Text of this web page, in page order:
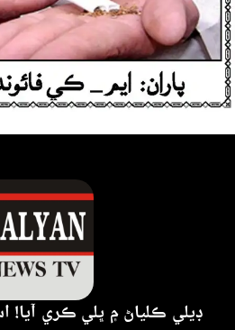
ڊيلي ڪلياڻ ۾ ڀلي ڪري آيا!